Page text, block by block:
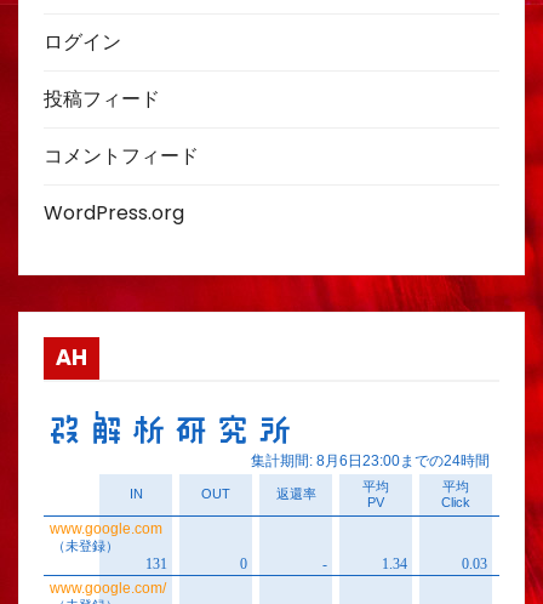
ログイン
投稿フィード
コメントフィード
WordPress.org
AH